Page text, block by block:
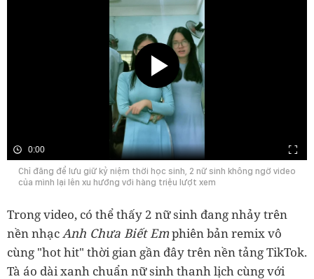
0:00
Chỉ đăng để lưu giữ kỷ niệm thời học sinh, 2 nữ sinh không ngờ video
của mình lại lên xu hướng với hàng triệu lượt xem
Trong video, có thể thấy 2 nữ sinh đang nhảy trên
nền nhạc Anh Chưa Biết Emphiên bản remix vô
cùng "hot hit" thời gian gần đây trên nền tảng TikTok.
Tà áo dài xanh chuẩn nữ sinh thanh lịch cùng với